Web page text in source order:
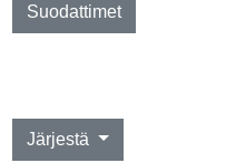
Suodattimet
Järjestä